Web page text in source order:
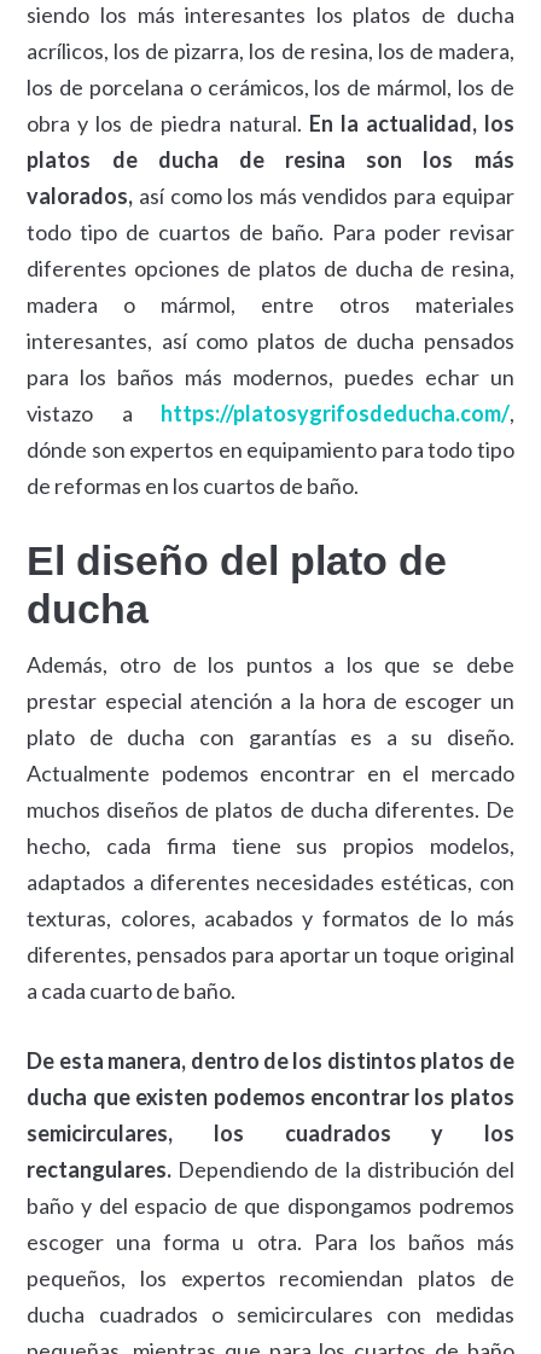
siendo los más interesantes los platos de ducha
acrílicos, los de pizarra, los de resina, los de madera,
los de porcelana o cerámicos, los de mármol, los de
obra y los de piedra natural. En la actualidad, los
platos de ducha de resina son los más
valorados, así como los más vendidos para equipar
todo tipo de cuartos de baño. Para poder revisar
diferentes opciones de platos de ducha de resina,
madera o mármol, entre otros materiales
interesantes, así como platos de ducha pensados
para los baños más modernos, puedes echar un
vistazo a https://platosygrifosdeducha.com/,
dónde son expertos en equipamiento para todo tipo
de reformas en los cuartos de baño.
El diseño del plato de
ducha
Además, otro de los puntos a los que se debe
prestar especial atención a la hora de escoger un
plato de ducha con garantías es a su diseño.
Actualmente podemos encontrar en el mercado
muchos diseños de platos de ducha diferentes. De
hecho, cada firma tiene sus propios modelos,
adaptados a diferentes necesidades estéticas, con
texturas, colores, acabados y formatos de lo más
diferentes, pensados para aportar un toque original
a cada cuarto de baño.
De esta manera, dentro de los distintos platos de
ducha que existen podemos encontrar los platos
semicirculares, los cuadrados y los
rectangulares. Dependiendo de la distribución del
baño y del espacio de que dispongamos podremos
escoger una forma u otra. Para los baños más
pequeños, los expertos recomiendan platos de
ducha cuadrados o semicirculares con medidas